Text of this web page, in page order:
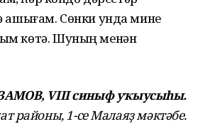
ашығам. Сөнки унда мине
көтә. Шуның менән
VIII синыф уҡыусыһы.
районы, 1-се Малаяҙ мәктәбе.